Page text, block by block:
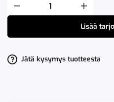
Fristads
High
LK
PHV
määrä
Lisää
Jätä kysymys tuotteesta